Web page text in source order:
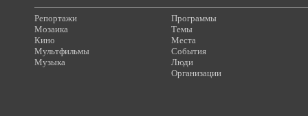
Репортажи
Мозаика
Кино
Мультфильмы
Музыка
Программы
Темы
Места
События
Люди
Организации